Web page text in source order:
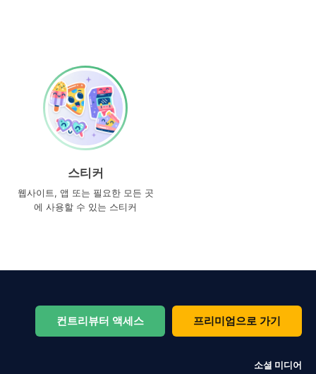
스티커
웹사이트, 앱 또는 필요한 모든 곳
에 사용할 수 있는 스티커
컨트리뷰터 액세스 프리미엄으로 가기
소셜 미디어